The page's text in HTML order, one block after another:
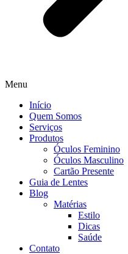
Menu
Início
Quem Somos
Serviços
Produtos
Óculos Feminino
Óculos Masculino
Cartão Presente
Guia de Lentes
Blog
Matérias
Estilo
Dicas
Saúde
Contato